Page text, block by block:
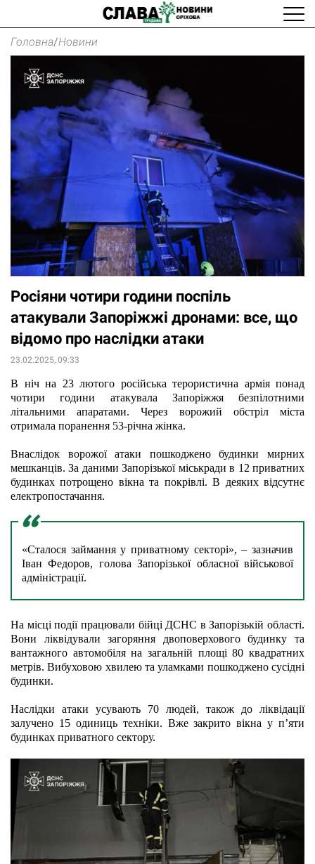
Головна/Новини
Росіяни чотири години поспіль
атакували Запоріжжі дронами: все, що
відомо про наслідки атаки
23.02.2025, 09:33
В ніч на 23 лютого російська терористична армія понад
чотири години атакувала Запоріжжя безпілотними
літальними апаратами. Через ворожий обстріл міста
отримала поранення 53-річна жінка.
Внаслідок ворожої атаки пошкоджено будинки мирних
мешканців. За даними Запорізької міськради в 12 приватних
будинках потрощено вікна та покрівлі. В деяких відсутнє
електропостачання.
«Сталося займання у приватному секторі», – зазначив
Іван Федоров, голова Запорізької обласної військової
адміністрації.
На місці події працювали бійці ДСНС в Запорізькій області.
Вони ліквідували загоряння двоповерхового будинку та
вантажного автомобіля на загальній площі 80 квадратних
метрів. Вибуховою хвилею та уламками пошкоджено сусідні
будинки.
Наслідки атаки усувають 70 людей, також до ліквідації
залучено 15 одиниць техніки. Вже закрито вікна у п’яти
будинках приватного сектору.